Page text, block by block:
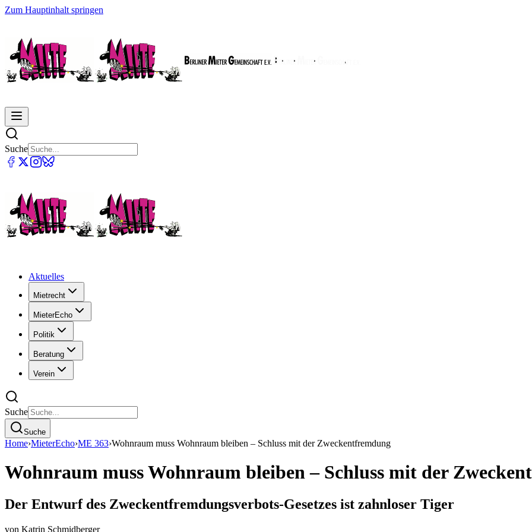
Zum Hauptinhalt springen
Suche
Aktuelles
Mietrecht
MieterEcho
Politik
Beratung
Verein
Suche
Suche
Home›MieterEcho›ME 363›Wohnraum muss Wohnraum bleiben – Schluss mit der Zweckentfremdung
Wohnraum muss Wohnraum bleiben – Schluss mit der
Der Entwurf des Zweckentfremdungsverbots-Gesetzes ist zahnloser Tiger
von Katrin Schmidberger